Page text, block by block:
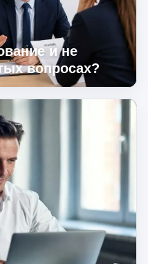
и не
вопросах?